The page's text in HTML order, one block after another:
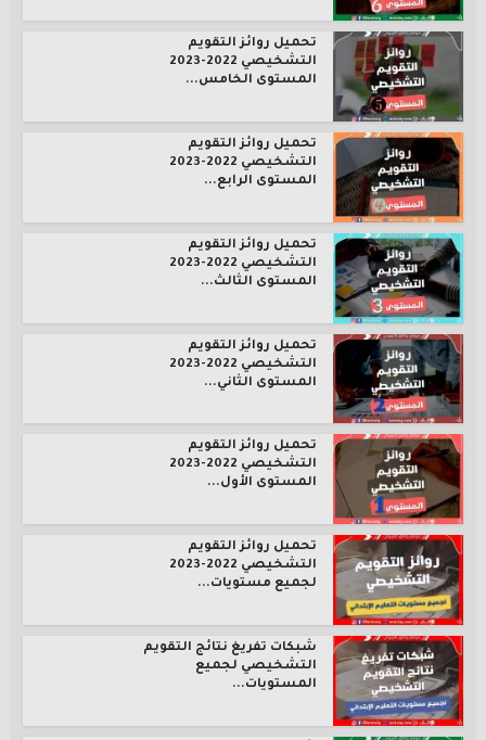
تحميل روائز التقويم
التشخيصي 2022-2023
المستوى الخامس...
تحميل روائز التقويم
التشخيصي 2022-2023
المستوى الرابع...
تحميل روائز التقويم
التشخيصي 2022-2023
المستوى الثالث...
تحميل روائز التقويم
التشخيصي 2022-2023
المستوى الثاني...
تحميل روائز التقويم
التشخيصي 2022-2023
المستوى الأول...
تحميل روائز التقويم
التشخيصي 2022-2023
لجميع مستويات...
شبكات تفريغ نتائج التقويم
التشخيصي لجميع
المستويات...